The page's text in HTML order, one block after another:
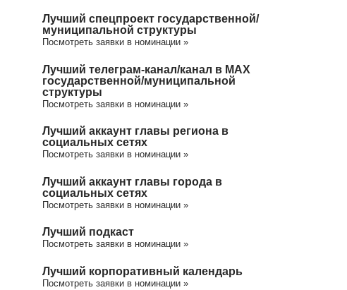
Лучший спецпроект государственной/
муниципальной структуры
Посмотреть заявки в номинации »
Лучший телеграм-канал/канал в МАХ
государственной/муниципальной
структуры
Посмотреть заявки в номинации »
Лучший аккаунт главы региона в
социальных сетях
Посмотреть заявки в номинации »
Лучший аккаунт главы города в
социальных сетях
Посмотреть заявки в номинации »
Лучший подкаст
Посмотреть заявки в номинации »
Лучший корпоративный календарь
Посмотреть заявки в номинации »